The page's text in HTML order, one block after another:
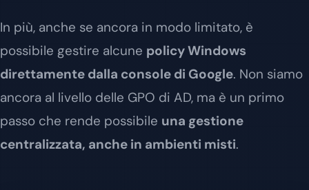
In più, anche se ancora in modo limitato, è
possibile gestire alcune policy Windows
direttamente dalla console di Google. Non siamo
ancora al livello delle GPO di AD, ma è un primo
passo che rende possibile una gestione
centralizzata, anche in ambienti misti.